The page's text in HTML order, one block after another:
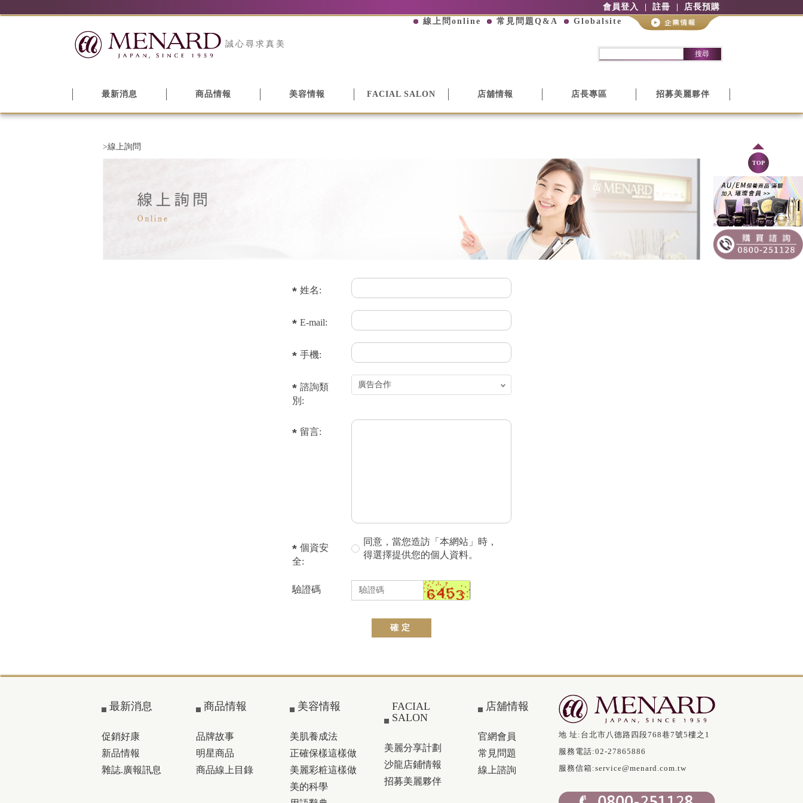
店長預購
註冊
會員登入
線上問online
常見問題Q&A Globalsite
搜尋
誠心尋求真美
最新消息 商品情報 美容情報 FACIAL SALON 店舖情報 店長專區 招募美麗夥伴
>線上詢問
姓名:
E-mail:
手機:
諮詢類
別:
留言:
個資安
全:
同意，當您造訪「本網站」時，
得選擇提供您的個人資料。
驗證碼
確定
最新消息
促銷好康
新品情報
雜誌.廣報訊息
商品情報
品牌故事
明星商品
商品線上目錄
美容情報
美肌養成法
正確保樣這樣做
美麗彩粧這樣做
美的科學
FACIAL
SALON
美麗分享計劃
沙龍店鋪情報
招募美麗夥伴
店舖情報
官網會員
常見問題
線上諮詢
地 址: 台北市八德路四段768巷7號5樓之1
服務電話:02-27865886
服務信箱:service@menard.com.tw
TOP